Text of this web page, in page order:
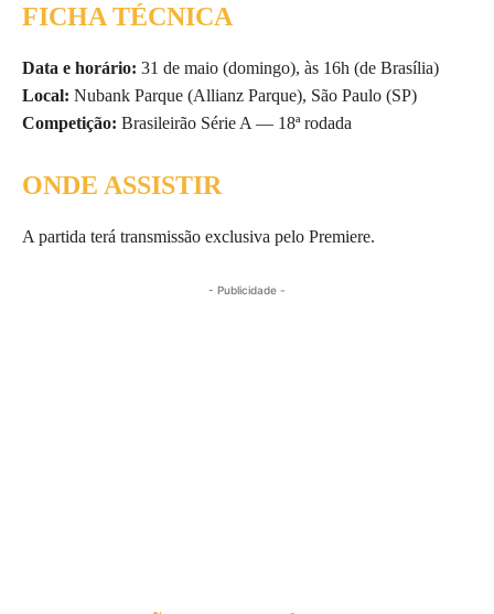
FICHA TÉCNICA
Data e horário: 31 de maio (domingo), às 16h (de Brasília)
Local: Nubank Parque (Allianz Parque), São Paulo (SP)
Competição: Brasileirão Série A — 18ª rodada
ONDE ASSISTIR
A partida terá transmissão exclusiva pelo Premiere.
- Publicidade -